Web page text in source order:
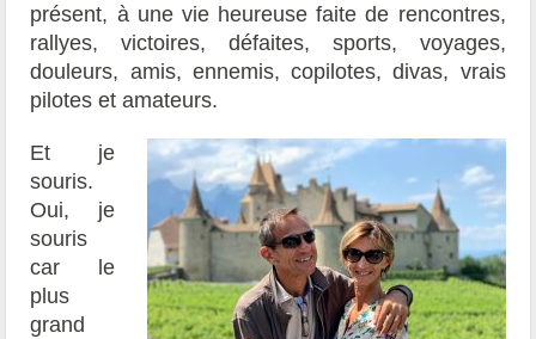
présent, à une vie heureuse faite de rencontres,
rallyes, victoires, défaites, sports, voyages,
douleurs, amis, ennemis, copilotes, divas, vrais
pilotes et amateurs.
Et je
souris.
Oui, je
souris
car le
plus
grand